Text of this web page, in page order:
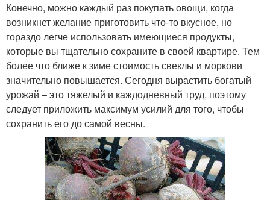
Конечно, можно каждый раз покупать овощи, когда
возникнет желание приготовить что-то вкусное, но
гораздо легче использовать имеющиеся продукты,
которые вы тщательно сохраните в своей квартире. Тем
более что ближе к зиме стоимость свеклы и моркови
значительно повышается. Сегодня вырастить богатый
урожай – это тяжелый и каждодневный труд, поэтому
следует приложить максимум усилий для того, чтобы
сохранить его до самой весны.